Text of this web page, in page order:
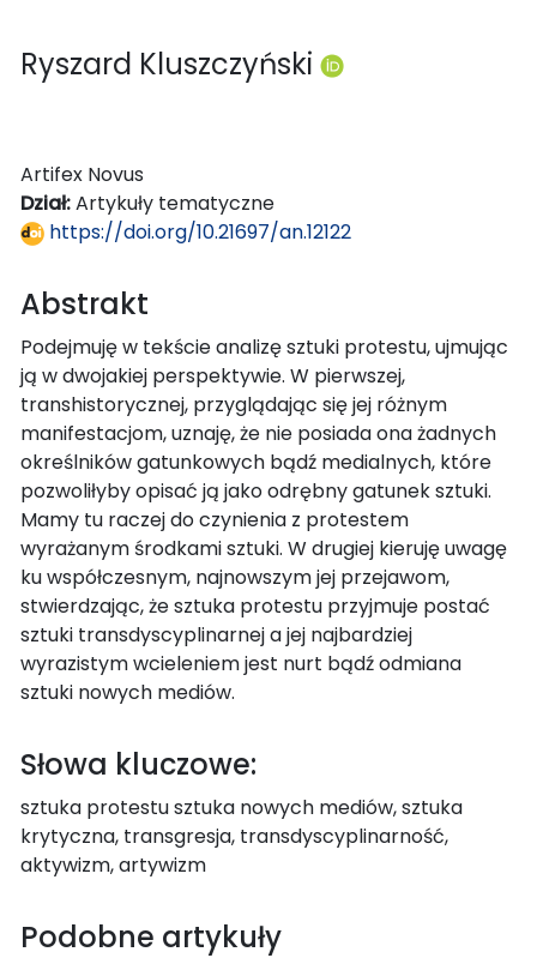
Ryszard Kluszczyński
Artifex Novus
Dział:Artykuły tematyczne
https://doi.org/10.21697/an.12122
Abstrakt
Podejmuję w tekście analizę sztuki protestu, ujmując
ją w dwojakiej perspektywie. W pierwszej,
transhistorycznej, przyglądając się jej różnym
manifestacjom, uznaję, że nie posiada ona żadnych
określników gatunkowych bądź medialnych, które
pozwoliłyby opisać ją jako odrębny gatunek sztuki.
Mamy tu raczej do czynienia z protestem
wyrażanym środkami sztuki. W drugiej kieruję uwagę
ku współczesnym, najnowszym jej przejawom,
stwierdzając, że sztuka protestu przyjmuje postać
sztuki transdyscyplinarnej a jej najbardziej
wyrazistym wcieleniem jest nurt bądź odmiana
sztuki nowych mediów.
Słowa kluczowe:
sztuka protestu sztuka nowych mediów, sztuka
krytyczna, transgresja, transdyscyplinarność,
aktywizm, artywizm
Podobne artykuły